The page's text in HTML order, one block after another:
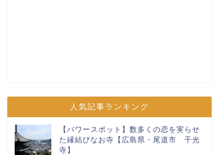
人気記事ランキング
【パワースポット】数多くの恋を実らせ
た縁結びなお寺【広島県・尾道市 千光
寺】